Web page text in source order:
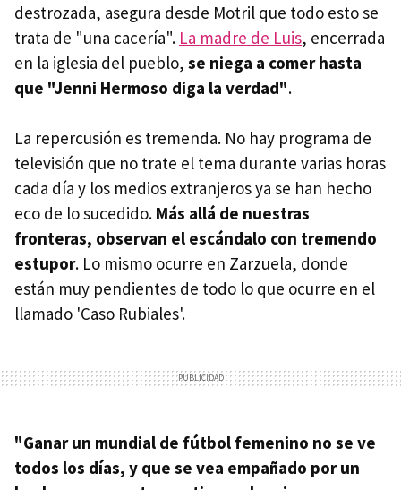
destrozada, asegura desde Motril que todo esto se
trata de "una cacería". La madre de Luis, encerrada
en la iglesia del pueblo, se niega a comer hasta
que "Jenni Hermoso diga la verdad".
La repercusión es tremenda. No hay programa de
televisión que no trate el tema durante varias horas
cada día y los medios extranjeros ya se han hecho
eco de lo sucedido. Más allá de nuestras
fronteras, observan el escándalo con tremendo
estupor. Lo mismo ocurre en Zarzuela, donde
están muy pendientes de todo lo que ocurre en el
llamado 'Caso Rubiales'.
"Ganar un mundial de fútbol femenino no se ve
todos los días, y que se vea empañado por un